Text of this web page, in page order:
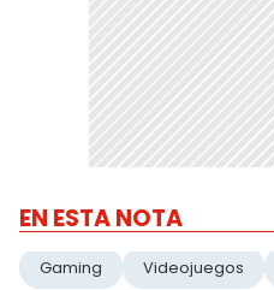
EN ESTA NOTA
Gaming Videojuegos